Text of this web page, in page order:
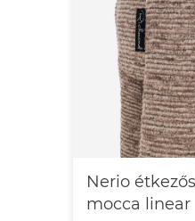
Nerio
mocca linear